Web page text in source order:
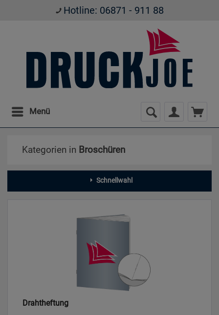
Hotline: 06871 - 911 88
Menü
Kategorien in Broschüren
Schnellwahl
Drahtheftung